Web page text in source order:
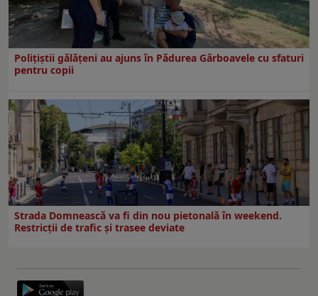
Polițiștii gălățeni au ajuns în Pădurea Gârboavele cu sfaturi
pentru copii
Strada Domnească va fi din nou pietonală în weekend.
Restricţii de trafic şi trasee deviate